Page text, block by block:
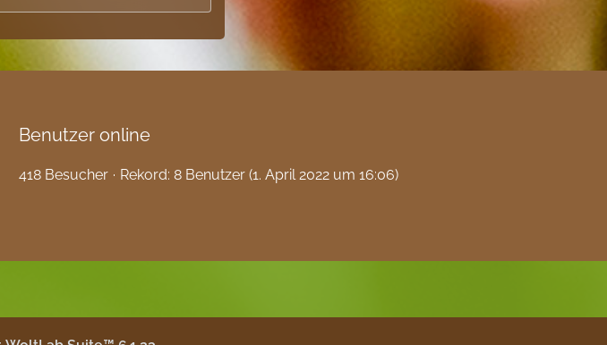
Benutzer online
418 Besucher Rekord: 8 Benutzer (1. April 2022 um 16:06)